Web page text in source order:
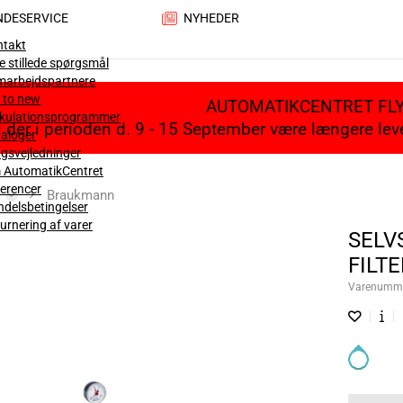
stillede spørgsmål
to new
AutomatikCentret
af varer
NYHEDER
AUTOMATIKCENTRET
der i perioden d. 9 - 15 September være længere
Braukmann